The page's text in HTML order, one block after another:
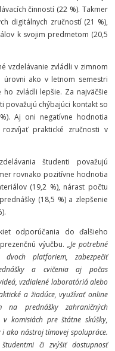
činností (22 %). Takmer
digitálnych zručností (21 %),
k svojim predmetom (20,5
vzdelávanie zvládli v zimnom
úrovni ako v letnom semestri
zvládli lepšie. Za najväčšie
považujú chýbajúci kontakt so
Aj oni negatívne hodnotia
praktické zručnosti v
študenti považujú
rovnako pozitívne hodnotia
(19,2 %), nárast počtu
(18,5 %) a zlepšenie
odporúčania do ďalšieho
výučbu.„Je potrebné
platforiem, zabezpečiť
a cvičenia aj počas
vzdialené laboratóriá alebo
a žiadúce, využívať online
prednášky zahraničných
komisiách pre štátne skúšky,
ako nástroj tímovej spolupráce.
či zvýšiť dostupnosť